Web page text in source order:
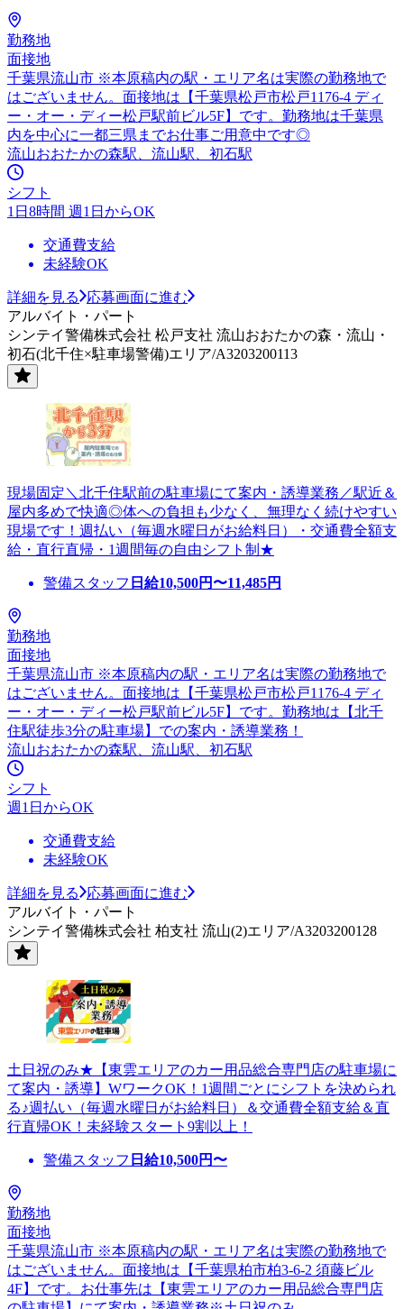
勤務地
面接地
千葉県流山市 ※本原稿内の駅・エリア名は実際の勤務地で
はございません。面接地は【千葉県松戸市松戸1176-4 ディ
ー・オー・ディー松戸駅前ビル5F】です。勤務地は千葉県
内を中心に一都三県までお仕事ご用意中です◎
流山おおたかの森駅、流山駅、初石駅
シフト
1日8時間 週1日からOK
交通費支給
未経験OK
詳細を見る
応募画面に進む
アルバイト・パート
シンテイ警備株式会社 松戸支社 流山おおたかの森・流山・
初石(北千住×駐車場警備)エリア/A3203200113
現場固定＼北千住駅前の駐車場にて案内・誘導業務／駅近＆
屋内多めで快適◎体への負担も少なく、無理なく続けやすい
現場です！週払い（毎週水曜日がお給料日）・交通費全額支
給・直行直帰・1週間毎の自由シフト制★
警備スタッフ 日給10,500円〜11,485円
勤務地
面接地
千葉県流山市 ※本原稿内の駅・エリア名は実際の勤務地で
はございません。面接地は【千葉県松戸市松戸1176-4 ディ
ー・オー・ディー松戸駅前ビル5F】です。勤務地は【北千
住駅徒歩3分の駐車場】での案内・誘導業務！
流山おおたかの森駅、流山駅、初石駅
シフト
週1日からOK
交通費支給
未経験OK
詳細を見る
応募画面に進む
アルバイト・パート
シンテイ警備株式会社 柏支社 流山(2)エリア/A3203200128
土日祝のみ★【東雲エリアのカー用品総合専門店の駐車場に
て案内・誘導】WワークOK！1週間ごとにシフトを決められ
る♪週払い（毎週水曜日がお給料日）＆交通費全額支給＆直
行直帰OK！未経験スタート9割以上！
警備スタッフ 日給10,500円〜
勤務地
面接地
千葉県流山市 ※本原稿内の駅・エリア名は実際の勤務地で
はございません。面接地は【千葉県柏市柏3-6-2 須藤ビル
4F】です。お仕事先は【東雲エリアのカー用品総合専門店